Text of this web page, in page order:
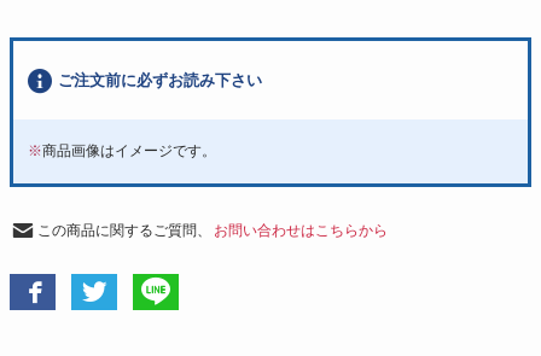
ご注文前に必ずお読み下さい
※商品画像はイメージです。
この商品に関するご質問、 お問い合わせはこちらから